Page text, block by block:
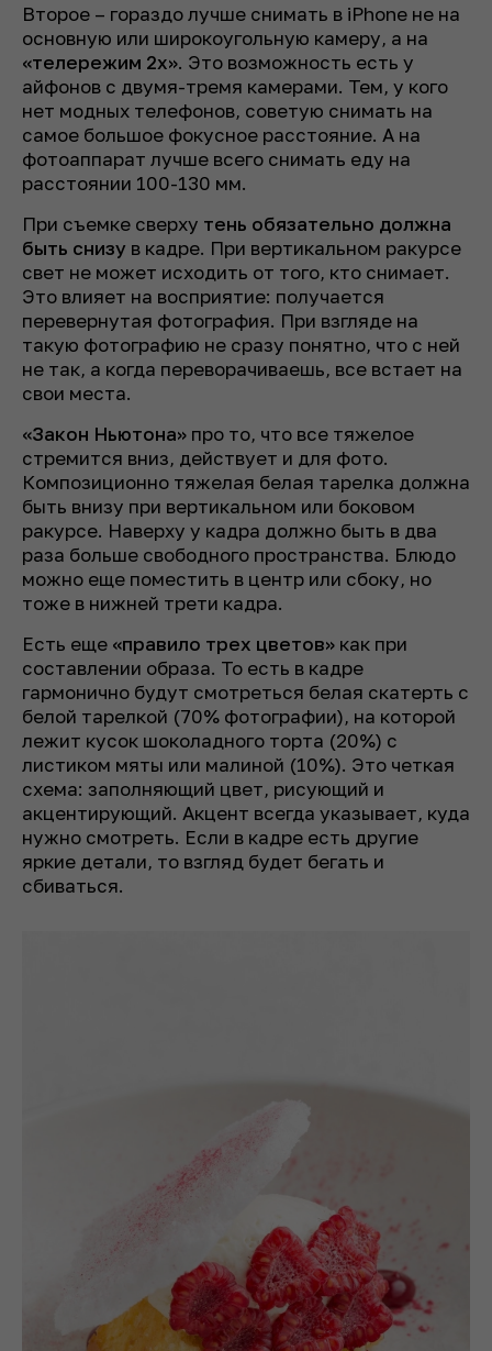
Второе – гораздо лучше снимать в iPhone не на
основную или широкоугольную камеру, а на
«телережим 2x». Это возможность есть у
айфонов с двумя-тремя камерами. Тем, у кого
нет модных телефонов, советую снимать на
самое большое фокусное расстояние. А на
фотоаппарат лучше всего снимать еду на
расстоянии 100-130 мм.
При съемке сверху тень обязательно должна
быть снизу в кадре. При вертикальном ракурсе
свет не может исходить от того, кто снимает.
Это влияет на восприятие: получается
перевернутая фотография. При взгляде на
такую фотографию не сразу понятно, что с ней
не так, а когда переворачиваешь, все встает на
свои места.
«Закон Ньютона» про то, что все тяжелое
стремится вниз, действует и для фото.
Композиционно тяжелая белая тарелка должна
быть внизу при вертикальном или боковом
ракурсе. Наверху у кадра должно быть в два
раза больше свободного пространства. Блюдо
можно еще поместить в центр или сбоку, но
тоже в нижней трети кадра.
Есть еще «правило трех цветов» как при
составлении образа. То есть в кадре
гармонично будут смотреться белая скатерть с
белой тарелкой (70% фотографии), на которой
лежит кусок шоколадного торта (20%) с
листиком мяты или малиной (10%). Это четкая
схема: заполняющий цвет, рисующий и
акцентирующий. Акцент всегда указывает, куда
нужно смотреть. Если в кадре есть другие
яркие детали, то взгляд будет бегать и
сбиваться.